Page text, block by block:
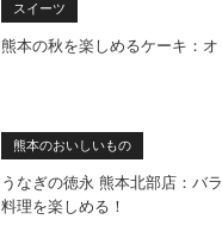
スイーツ
熊本の秋を楽しめるケーキ：
熊本のおいしいもの
うなぎの徳永 熊本北部店：バ
料理を楽しめる！